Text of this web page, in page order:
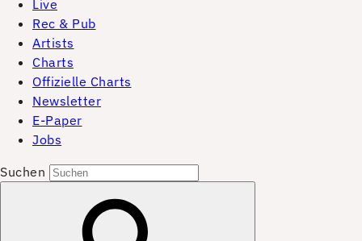
Live
Rec & Pub
Artists
Charts
Offizielle Charts
Newsletter
E-Paper
Jobs
Suchen